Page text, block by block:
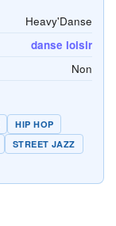
Heavy'Danse
danse loisir
Non
HIP HOP
STREET JAZZ